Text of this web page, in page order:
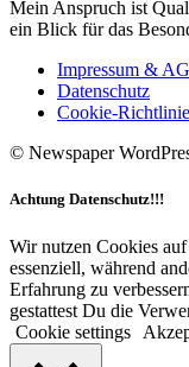
Mein Anspruch ist
ein Blick für das
Impressum &
Datenschutz
Cookie-
© Newspaper
Achtung Datenschutz!!!
Wir nutzen Cookies
essenziell, während
Erfahrung zu
gestattest Du die
Cookie settings